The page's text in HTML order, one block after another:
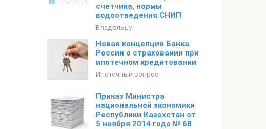
счетчика, нормы
водоотведения СНИП
Владельцу
Новая концепция Банка
России о страховании при
ипотечном кредитовании
Ипотечный вопрос
Приказ Министра
национальной экономики
Республики Казахстан от
5 ноября 2014 года № 68